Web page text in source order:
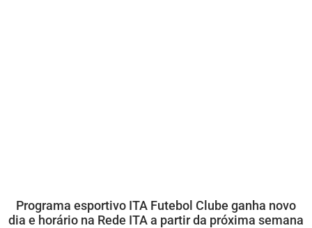
Programa esportivo ITA Futebol Clube ganha novo
dia e horário na Rede ITA a partir da próxima semana